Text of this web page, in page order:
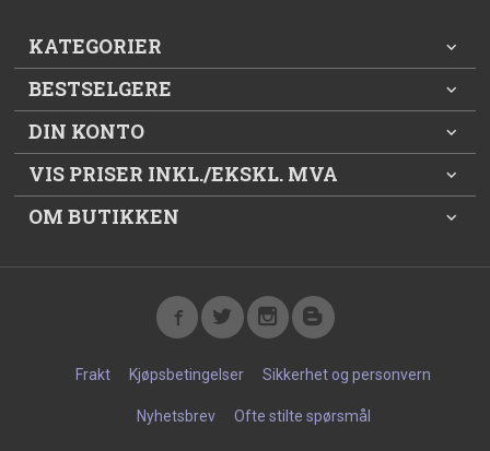
KATEGORIER
BESTSELGERE
DIN KONTO
VIS PRISER INKL./EKSKL. MVA
OM BUTIKKEN
Frakt Kjøpsbetingelser Sikkerhet og personvern
Nyhetsbrev Ofte stilte spørsmål